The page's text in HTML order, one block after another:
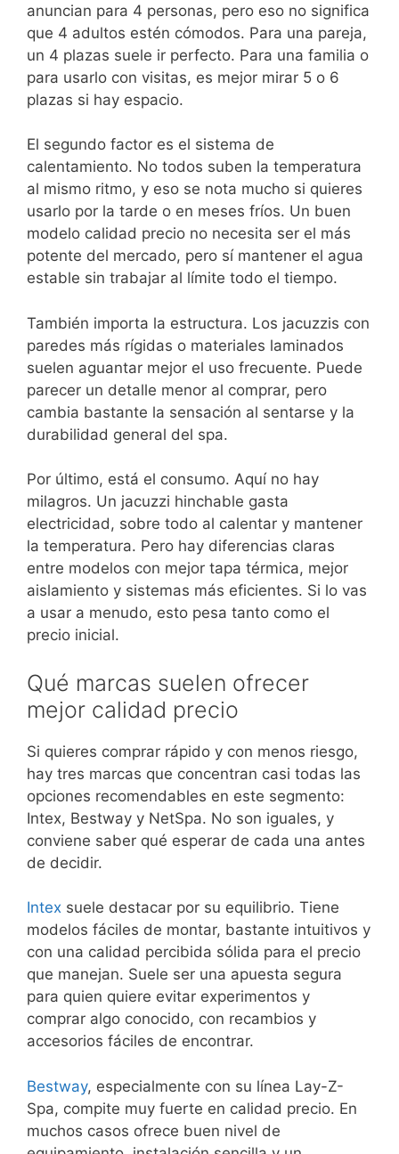
anuncian para 4 personas, pero eso no significa
que 4 adultos estén cómodos. Para una pareja,
un 4 plazas suele ir perfecto. Para una familia o
para usarlo con visitas, es mejor mirar 5 o 6
plazas si hay espacio.
El segundo factor es el sistema de
calentamiento. No todos suben la temperatura
al mismo ritmo, y eso se nota mucho si quieres
usarlo por la tarde o en meses fríos. Un buen
modelo calidad precio no necesita ser el más
potente del mercado, pero sí mantener el agua
estable sin trabajar al límite todo el tiempo.
También importa la estructura. Los jacuzzis con
paredes más rígidas o materiales laminados
suelen aguantar mejor el uso frecuente. Puede
parecer un detalle menor al comprar, pero
cambia bastante la sensación al sentarse y la
durabilidad general del spa.
Por último, está el consumo. Aquí no hay
milagros. Un jacuzzi hinchable gasta
electricidad, sobre todo al calentar y mantener
la temperatura. Pero hay diferencias claras
entre modelos con mejor tapa térmica, mejor
aislamiento y sistemas más eficientes. Si lo vas
a usar a menudo, esto pesa tanto como el
precio inicial.
Qué marcas suelen ofrecer
mejor calidad precio
Si quieres comprar rápido y con menos riesgo,
hay tres marcas que concentran casi todas las
opciones recomendables en este segmento:
Intex, Bestway y NetSpa. No son iguales, y
conviene saber qué esperar de cada una antes
de decidir.
Intex suele destacar por su equilibrio. Tiene
modelos fáciles de montar, bastante intuitivos y
con una calidad percibida sólida para el precio
que manejan. Suele ser una apuesta segura
para quien quiere evitar experimentos y
comprar algo conocido, con recambios y
accesorios fáciles de encontrar.
Bestway, especialmente con su línea Lay-Z-
Spa, compite muy fuerte en calidad precio. En
muchos casos ofrece buen nivel de